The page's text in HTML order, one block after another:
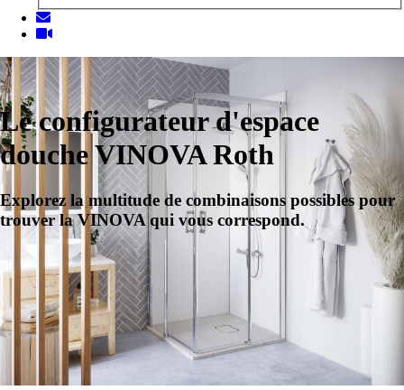
Le configurateur d'espace
douche VINOVA Roth
Explorez la multitude de combinaisons possibles pour
trouver la VINOVA qui vous correspond.